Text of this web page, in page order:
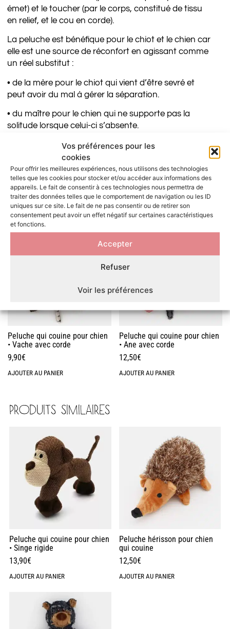
Vos préférences pour les
cookies
Pour offrir les meilleures expériences, nous utilisons des technologies
telles que les cookies pour stocker et/ou accéder aux informations des
appareils. Le fait de consentir à ces technologies nous permettra de
traiter des données telles que le comportement de navigation ou les ID
uniques sur ce site. Le fait de ne pas consentir ou de retirer son
consentement peut avoir un effet négatif sur certaines caractéristiques
et fonctions.
Accepter
Refuser
Voir les préférences
émet) et le toucher (par le corps, constitué de tissu
en relief, et le cou en corde).
La peluche est bénéfique pour le chiot et le chien car
elle est une source de réconfort en agissant comme
un réel substitut :
• de la mère pour le chiot qui vient d’être sevré et
peut avoir du mal à gérer la séparation.
• du maître pour le chien qui ne supporte pas la
solitude lorsque celui-ci s’absente.
Il est recommandé d’éviter les jeux de tiraillement
avec son chien (le maître et le chien tirent sur la
peluche chacun de leur côté) afin de ne pas l’exciter.
VOUS AIMEREZ PEUT-ÊTRE AUSSI…
Peluche qui couine pour chien
• Vache avec corde
9,90€
AJOUTER AU PANIER
Peluche qui couine pour chien
• Ane avec corde
12,50€
AJOUTER AU PANIER
PRODUITS SIMILAIRES
Peluche qui couine pour chien
• Singe rigide
13,90€
AJOUTER AU PANIER
Peluche hérisson pour chien
qui couine
12,50€
AJOUTER AU PANIER